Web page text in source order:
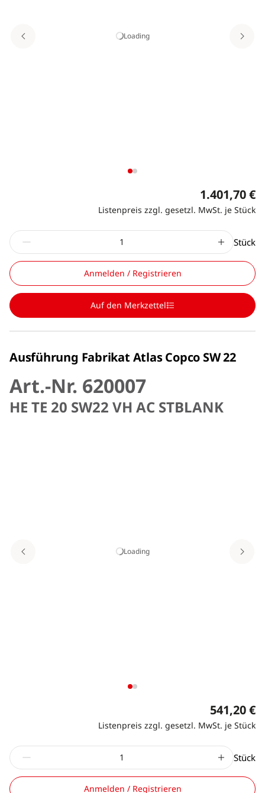
Loading
1.401,70 €
Listenpreis zzgl. gesetzl. MwSt. je Stück
Stück
Anmelden / Registrieren
Auf den Merkzettel
Ausführung Fabrikat Atlas Copco SW 22
Art.-Nr. 620007
HE TE 20 SW22 VH AC STBLANK
Loading
541,20 €
Listenpreis zzgl. gesetzl. MwSt. je Stück
Stück
Anmelden / Registrieren